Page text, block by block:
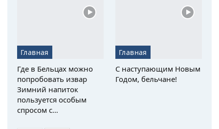
Главная
Где в Бельцах можно
попробовать извар
Зимний напиток
пользуется особым
спросом с…
Главная
С наступающим Новым
Годом, бельчане!